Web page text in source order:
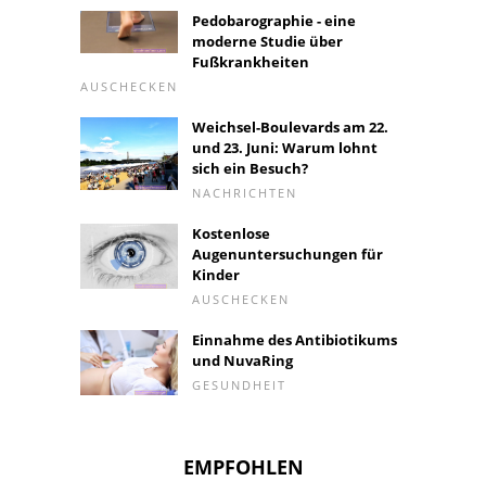
Pedobarographie - eine
moderne Studie über
Fußkrankheiten
AUSCHECKEN
Weichsel-Boulevards am 22.
und 23. Juni: Warum lohnt
sich ein Besuch?
NACHRICHTEN
Kostenlose
Augenuntersuchungen für
Kinder
AUSCHECKEN
Einnahme des Antibiotikums
und NuvaRing
GESUNDHEIT
EMPFOHLEN